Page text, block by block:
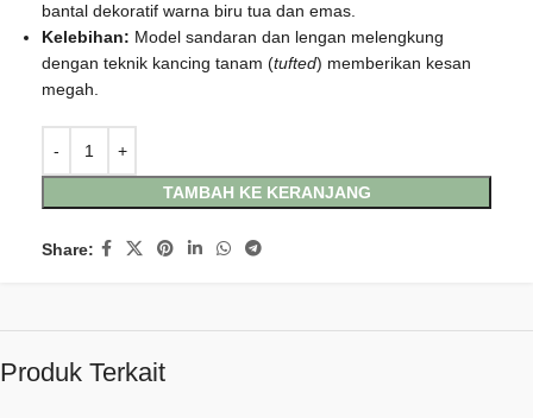
bantal dekoratif warna biru tua dan emas.
Kelebihan: Model sandaran dan lengan melengkung
dengan teknik kancing tanam (tufted) memberikan kesan
megah.
TAMBAH KE KERANJANG
Share:
Produk Terkait